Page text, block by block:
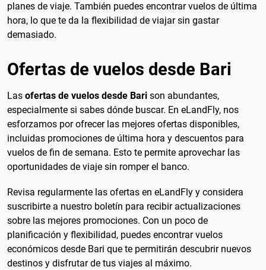
planes de viaje. También puedes encontrar vuelos de última
hora, lo que te da la flexibilidad de viajar sin gastar
demasiado.
Ofertas de vuelos desde Bari
Las ofertas de vuelos desde Bari son abundantes,
especialmente si sabes dónde buscar. En eLandFly, nos
esforzamos por ofrecer las mejores ofertas disponibles,
incluidas promociones de última hora y descuentos para
vuelos de fin de semana. Esto te permite aprovechar las
oportunidades de viaje sin romper el banco.
Revisa regularmente las ofertas en eLandFly y considera
suscribirte a nuestro boletín para recibir actualizaciones
sobre las mejores promociones. Con un poco de
planificación y flexibilidad, puedes encontrar vuelos
económicos desde Bari que te permitirán descubrir nuevos
destinos y disfrutar de tus viajes al máximo.